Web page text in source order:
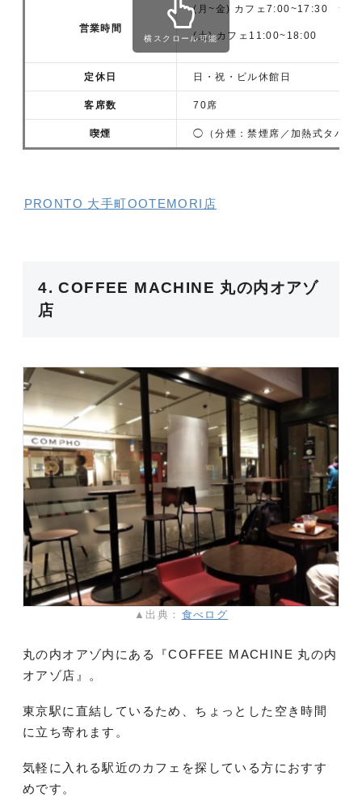
営業時間
(月~金) カフェ7:00~17:30 サ
(土) カフェ11:00~18:00
定休日 日・祝・ビル休館日
客席数 70席
喫煙 ◯（分煙：禁煙席／加熱式タバコ
横スクロール可能
PRONTO 大手町OOTEMORI店
4. COFFEE MACHINE 丸の内オアゾ
店
▲出典： 食べログ
丸の内オアゾ内にある『COFFEE MACHINE 丸の内
オアゾ店』。
東京駅に直結しているため、ちょっとした空き時間
に立ち寄れます。
気軽に入れる駅近のカフェを探している方におすす
めです。